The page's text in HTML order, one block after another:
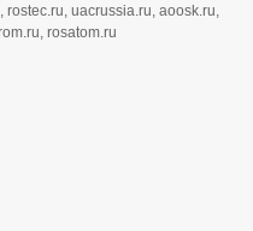
uacrussia.ru, aoosk.ru,
rosatom.ru